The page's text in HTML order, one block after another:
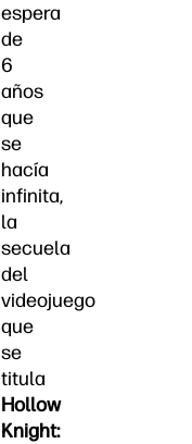
espera
de
6
años
que
se
hacía
infinita,
la
secuela
del
videojuego
que
se
titula
Hollow
Knight: